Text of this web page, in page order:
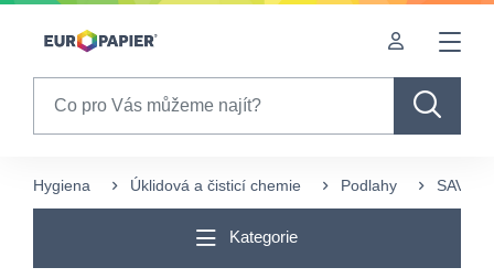
Table Of Content
Hygiena Úklidová a čisticí chemie Podlahy SAVO
Kategorie